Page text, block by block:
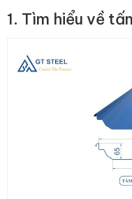
1. Tìm hiểu về